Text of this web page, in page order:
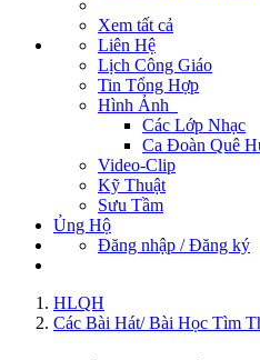
Xem tất cả
Liên Hệ
Lịch Công Giáo
Tin Tổng Hợp
Hình Ảnh
Các Lớp Nhạc
Ca Đoàn Quê
Video-Clip
Kỹ Thuật
Sưu Tầm
Ủng Hộ
Đăng nhập / Đăng ký
HLQH
Các Bài Hát/ Bài Học Tìm